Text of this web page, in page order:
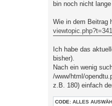
g
bin noch nicht
Wie in dem Beitrag
Ich habe das
bisher).
Nach ein wenig
/www/html/
z.B. 180) einfach
CODE: ALLES